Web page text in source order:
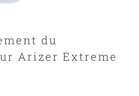
du
Arizer Extreme